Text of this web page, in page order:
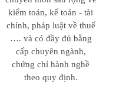
kiểm toán, kế toán - tài
chính, pháp luật về thuế
…. và có đầy đủ bằng
cấp chuyên ngành,
chứng chỉ hành nghề
theo quy định.